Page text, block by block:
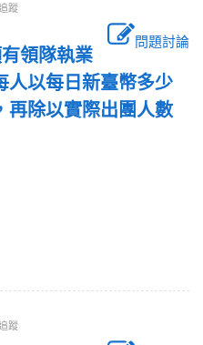
蹤
問題討論
領隊執業
人以每日新臺幣多少
再除以實際出團人數
蹤